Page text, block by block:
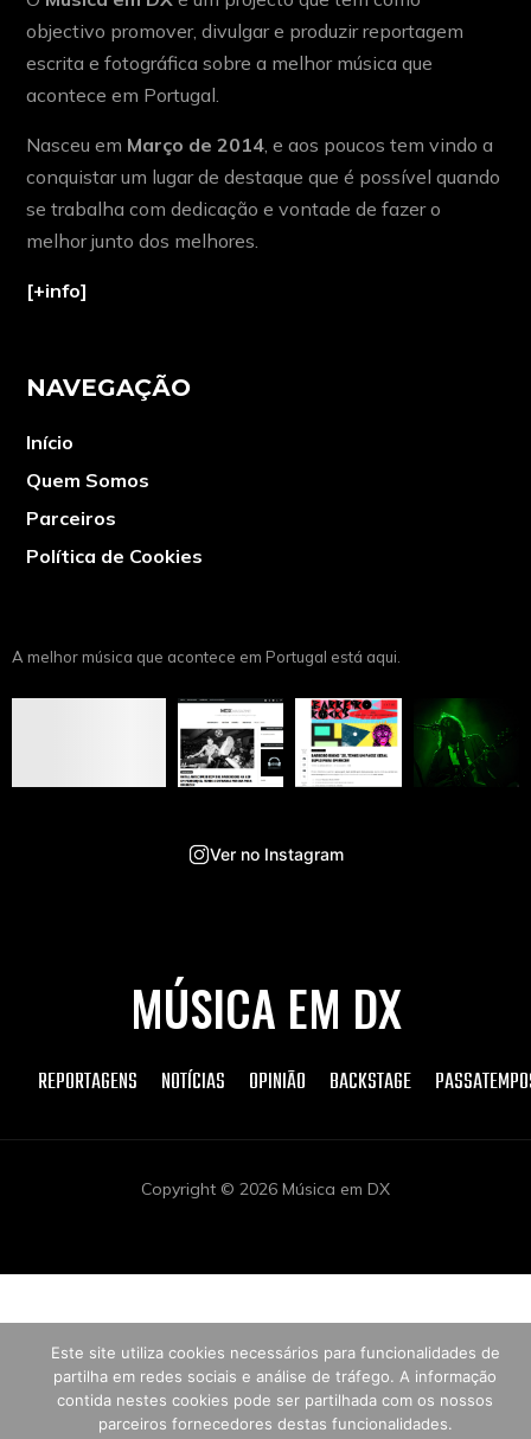
objectivo promover, divulgar e produzir reportagem
escrita e fotográfica sobre a melhor música que
acontece em Portugal.
Nasceu em Março de 2014 , e aos poucos tem vindo a
conquistar um lugar de destaque que é possível quando
se trabalha com dedicação e vontade de fazer o
melhor junto dos melhores.
[+info]
NAVEGAÇÃO
Início
Quem Somos
Parceiros
Política de Cookies
A melhor música que acontece em Portugal está aqui.
Ver no Instagram
MÚSICA EM DX
REPORTAGENS NOTÍCIAS OPINIÃO BACKSTAGE
Copyright © 2026 Música em DX
Este site utiliza cookies necessários para funcionalidades de
partilha em redes sociais e análise de tráfego. A informação
contida nestes cookies pode ser partilhada com os nossos
parceiros fornecedores destas funcionalidades.